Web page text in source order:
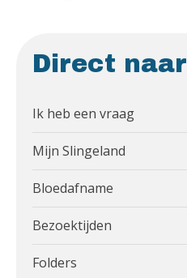
Direct naar
Ik heb een vraag
Mijn Slingeland
Bloedafname
Bezoektijden
Folders